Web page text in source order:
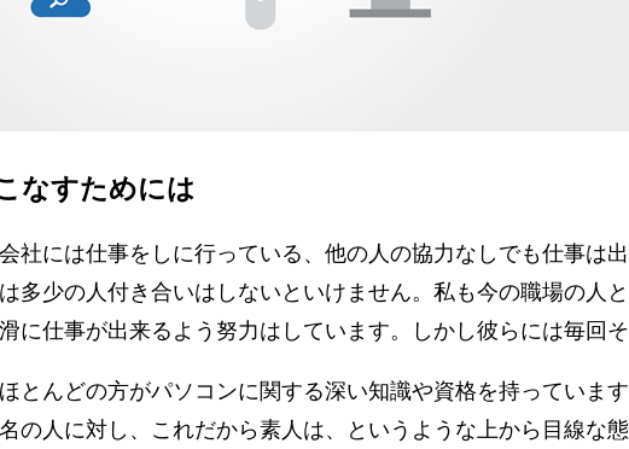
なすためには
社には仕事をしに行っている、他の人の協力なしでも仕事は
多少の人付き合いはしないといけません。私も今の職場の人
に仕事が出来るよう努力はしています。しかし彼らには毎回
とんどの方がパソコンに関する深い知識や資格を持っていま
の人に対し、これだから素人は、というような上から目線な